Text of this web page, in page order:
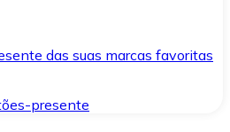
das suas marcas favoritas
presente